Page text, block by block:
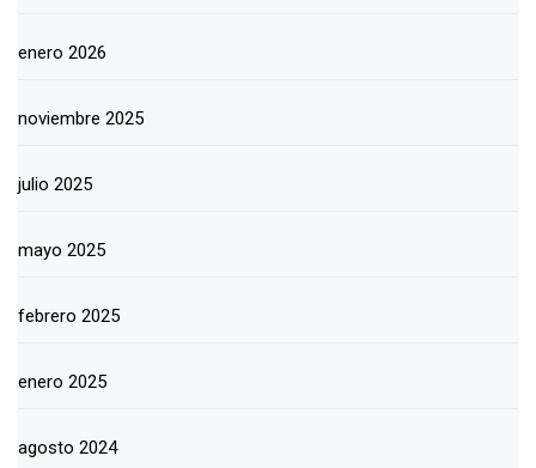
enero 2026
noviembre 2025
julio 2025
mayo 2025
febrero 2025
enero 2025
agosto 2024